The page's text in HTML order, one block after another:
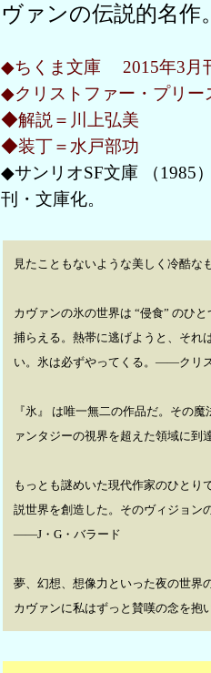
ヴァンの伝説的名作
◆ちくま文庫 2015年3
◆クリストファー・プリー
◆解説＝川上弘美
◆装丁＝水戸部功
◆サンリオSF文庫 （1985
刊・文庫化。
見たこともないような美しく冷酷
カヴァンの氷の世界は “侵食” のひ
捕らえる。熱帯に逃げようと、それ
い。氷は必ずやってくる。――クリ
『氷』 は唯一無二の作品だ。その
ァンタジーの視界を超えた領域に
もっとも謎めいた現代作家のひとり
説世界を創造した。そのヴィジョン
――J・G・バラード
夢、幻想、想像力といった夜の世界
カヴァンに私はずっと賛嘆の念を